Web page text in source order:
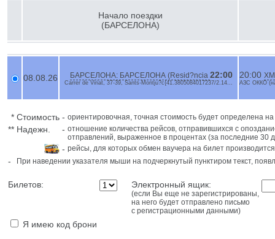
Начало поездки
(БАРСЕЛОНА)
08.08.26 БАРСЕЛОНА: БАРСЕЛОНА (Resid?ncia 22:00
Carrer de Viriat, 37-39, Sants-Montju?c{41.3805084017237/2.14...
20:00
АЗС ОККО
* Стоимость - ориентировочная, точная стоимость будет определена
** Надежн. - отношение количества рейсов, отправившихся с
отправлений, выраженное в процентах (за последние 30
- рейсы, для которых обмен ваучера на билет
- При наведении указателя мыши на подчеркнутый пунктиром текст,
Билетов: Электронный ящик:
(если Вы еще не зарегистрированы,
на него будет отправлено письмо
с регистрационными данными)
Я имею код брони